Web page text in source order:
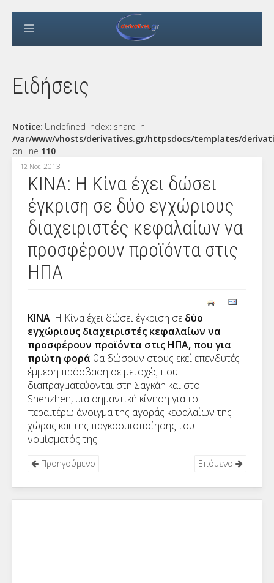
Ειδήσεις
Notice: Undefined index: share in
/var/www/vhosts/derivatives.gr/httpsdocs/templates/
on line 110
12 Νοε 2013
ΚΙΝΑ: Η Κίνα έχει δώσει
έγκριση σε δύο εγχώριους
διαχειριστές κεφαλαίων να
προσφέρουν προϊόντα στις
ΗΠΑ
ΚΙΝΑ: Η Κίνα έχει δώσει έγκριση σε δύο
εγχώριους διαχειριστές κεφαλαίων να
προσφέρουν προϊόντα στις ΗΠΑ, που για
πρώτη φορά θα δώσουν στους εκεί επενδυτές
έμμεση πρόσβαση σε μετοχές που
διαπραγματεύονται στη Σαγκάη και στο
Shenzhen, μια σημαντική κίνηση για το
περαιτέρω άνοιγμα της αγοράς κεφαλαίων της
χώρας και της παγκοσμιοποίησης του
νομίσματός της
Προηγούμενο Επόμενο